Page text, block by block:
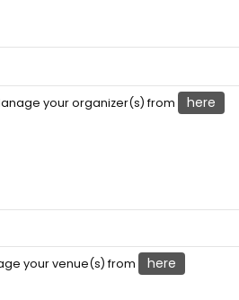
your organizer(s) from here
your venue(s) from here